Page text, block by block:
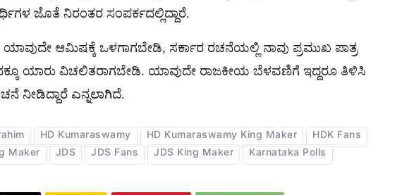
ಜೊತೆ ನಿರಂತರ ಸಂಪರ್ಕದಲ್ಲಿದ್ದಾರೆ.
ಆಮಿಷಕ್ಕೆ ಒಳಗಾಗಬೇಡಿ, ಸರ್ಕಾರ ರಚನೆಯಲ್ಲಿ ನಾವು ಪ್ರಮುಖ ಪಾತ್ರ
ಯಾರು ವಿಚಲಿತರಾಗಬೇಡಿ. ಯಾವುದೇ ರಾಜಕೀಯ ಬೆಳವಣಿಗೆ ಇದ್ದರೂ ತಿಳಿಸಿ
ನೀಡಿದ್ದಾರೆ ಎನ್ನಲಾಗಿದೆ.
HD Kumaraswamy HD Kumaraswamy King Maker
HDK Fans
Maker
JDS JDS Fans JDS King Maker Karnataka Polls